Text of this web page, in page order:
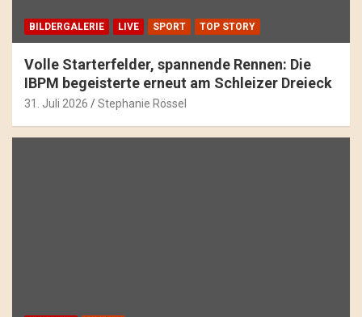
BILDERGALERIE LIVE SPORT TOP STORY
Volle Starterfelder, spannende Rennen: Die
IBPM begeisterte erneut am Schleizer Dreieck
31. Juli 2026 Stephanie Rössel